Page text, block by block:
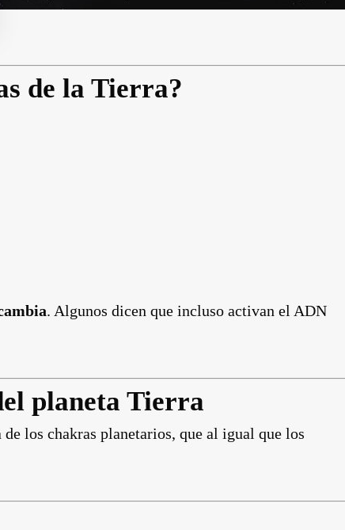
de la Tierra?
. Algunos dicen que incluso activan el ADN
planeta Tierra
los chakras planetarios, que al igual que los